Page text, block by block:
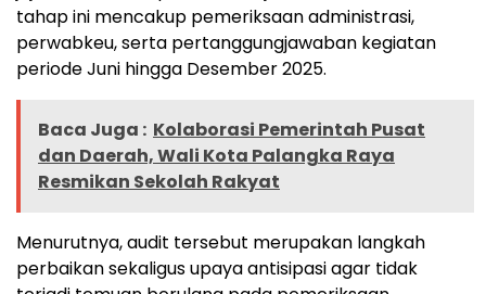
tahap ini mencakup pemeriksaan administrasi,
perwabkeu, serta pertanggungjawaban kegiatan
periode Juni hingga Desember 2025.
Baca Juga : Kolaborasi Pemerintah Pusat
dan Daerah, Wali Kota Palangka Raya
Resmikan Sekolah Rakyat
Menurutnya, audit tersebut merupakan langkah
perbaikan sekaligus upaya antisipasi agar tidak